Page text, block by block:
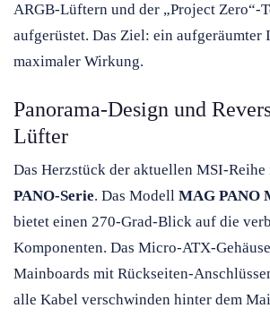
ARGB-Lüftern und der „Project Zero“-
aufgerüstet. Das Ziel: ein aufgeräumter
maximaler Wirkung.
Panorama-Design und
Lüfter
Das Herzstück der aktuellen MSI-Reihe
PANO-Serie. Das Modell MAG PANO
bietet einen 270-Grad-Blick auf die
Komponenten. Das Micro-ATX-
Mainboards mit Rückseiten-
alle Kabel verschwinden hinter dem